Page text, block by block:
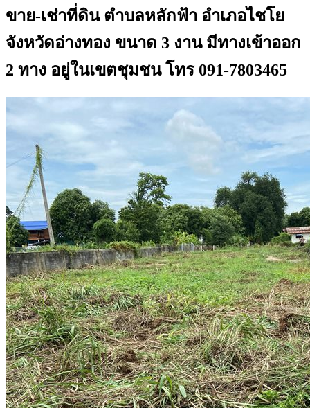
ขาย-เช่าที่ดิน ตำบลหลักฟ้า อำเภอไชโย
จังหวัดอ่างทอง ขนาด 3 งาน มีทางเข้าออก
2 ทาง อยู่ในเขตชุมชน โทร 091-7803465